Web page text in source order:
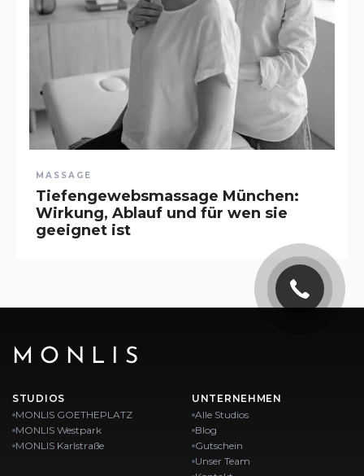
MASSAGE
Tiefengewebsmassage München:
Wirkung, Ablauf und für wen sie
geeignet ist
MONLIS
STUDIOS
MONLIS GOETHEPLATZ
MONLIS Westpark
MONLIS Karlstraße
UNTERNEHMEN
Alle Studios
Blog
Gutschein
Unser Team